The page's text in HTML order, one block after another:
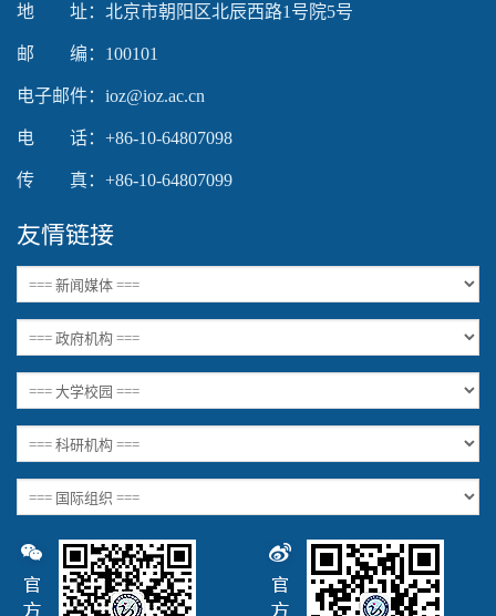
地 址：北京市朝阳区北辰西路1号院5号
邮 编：100101
电子邮件：ioz@ioz.ac.cn
电 话：+86-10-64807098
传 真：+86-10-64807099
友情链接